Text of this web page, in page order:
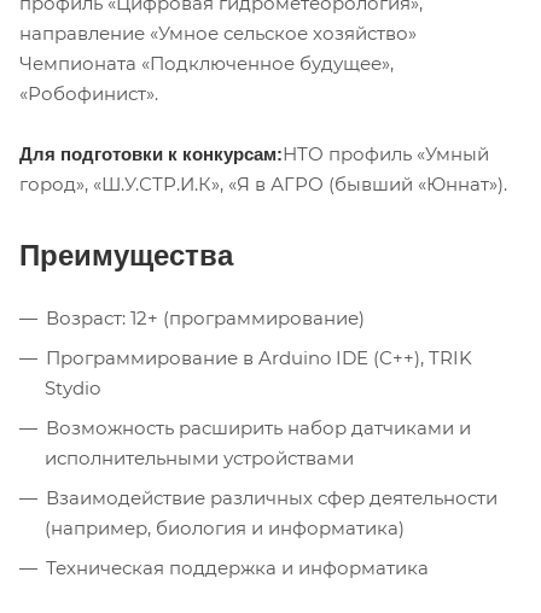
направление «Умное сельское хозяйство»
Чемпионата «Подключенное будущее»,
«Робофинист».
Для подготовки к конкурсам:НТО профиль «Умный
город», «Ш.У.СТР.И.К», «Я в АГРО (бывший «Юннат»).
Преимущества
Возраст: 12+ (программирование)
Программирование в Arduino IDE (C++), TRIK
Stydio
Возможность расширить набор датчиками и
исполнительными устройствами
Взаимодействие различных сфер деятельности
(например, биология и информатика)
Техническая поддержка и информатика